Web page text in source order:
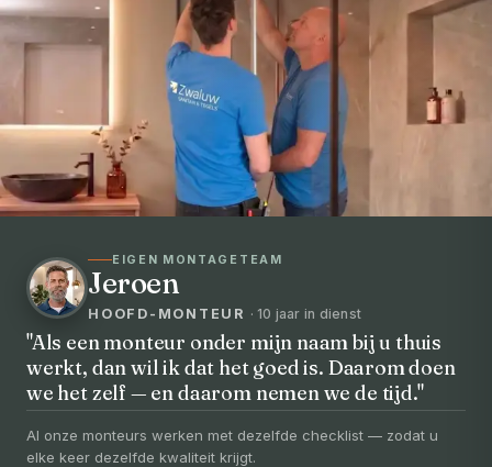
EIGEN MONTAGETEAM
Jeroen
HOOFD-MONTEUR · 10 jaar in dienst
"Als een monteur onder mijn naam bij u thuis
werkt, dan wil ik dat het goed is. Daarom doen
we het zelf — en daarom nemen we de tijd."
Al onze monteurs werken met dezelfde checklist — zodat u
elke keer dezelfde kwaliteit krijgt.
VOORHEEN → NA
Uw badkamer, volledig vernieuwd in
3-5 dagen